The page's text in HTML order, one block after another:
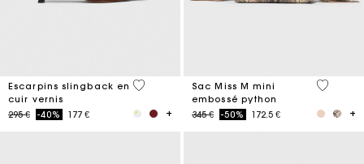
Escarpins slingback en
cuir vernis
Price reduced from
295 €to-40% 177 €
3,7 out of 5 Customer Rating
Sac Miss M mini
embossé python
Price reduced from
345 €to-50% 172.5 €
3,5 out